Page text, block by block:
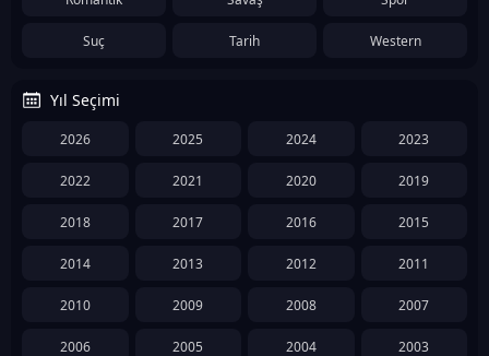
Suç Tarih Western
Yıl Seçimi
2026 2025 2024 2023
2022 2021 2020 2019
2018 2017 2016 2015
2014 2013 2012 2011
2010 2009 2008 2007
2006 2005 2004 2003